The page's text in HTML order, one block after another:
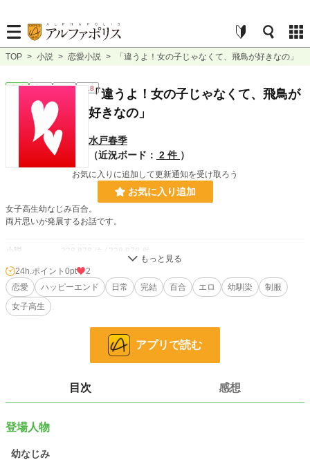
TOP > 小説 > 恋愛小説 > 「違うよ！女の子じゃなくて、飛鳥が好きなの」
恋愛 完結 短編 R18「違うよ！女の子じゃなくて、飛鳥が
好きなの」
水戸春季
（近況ボード： 2 件 ）
お気に入りに追加して更新通知を受け取ろう
お気に入り追加
女子高生幼なじみ百合。
両片思いが発展するお話です。
小説 228,878 位 / 228,878 件
恋愛 66,383 位 / 66,383 件
お気に入り 4
2024.06.03 14:43
初回完結日時
24h.ポイント 0pt
2
恋愛
ハッピーエンド 日常 完結 百合 エロ 幼馴染
制服
女子高生
アプリで読む
目次 感想
登場人物
幼なじみ